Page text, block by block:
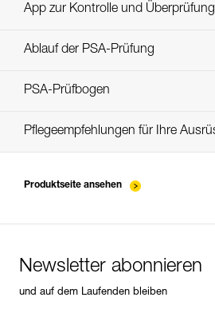
Technical Notice
App zur Kontrolle und
Bestände Entdecken Sie
Ablauf der PSA-Prüfung
verif-EPI-casques-PRO-
PSA-Prüfbogen
verif-EPI-casque-PRO-
Pflegeempfehlungen für Ihre
Produktseite ansehen
Newsletter abonnieren
und auf dem Laufenden bleiben